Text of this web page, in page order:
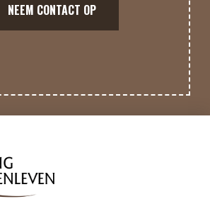
NEEM CONTACT OP